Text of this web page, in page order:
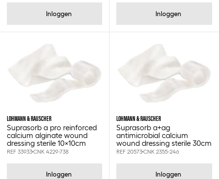
Inloggen Inloggen
LOHMANN & RAUSCHER
Suprasorb a pro reinforced
calcium alginate wound
dressing sterile 10x10cm
REF 33933CNK 4229-738
Inloggen
LOHMANN & RAUSCHER
Suprasorb a+ag
antimicrobial calcium
wound dressing sterile 30cm
REF 20573CNK 2355-246
Inloggen